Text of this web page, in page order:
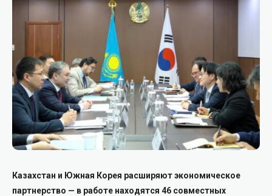
Казахстан и Южная Корея расширяют экономическое
партнерство — в работе находятся 46 совместных